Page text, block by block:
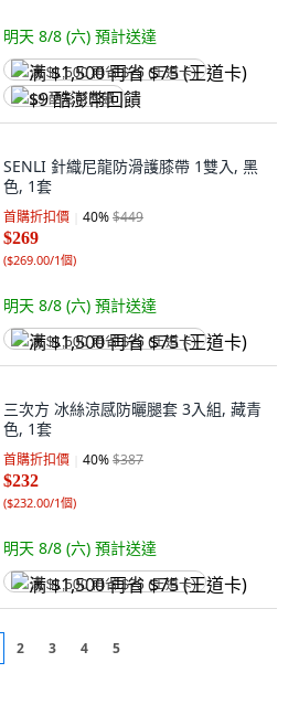
明天 8/8 (六) 預計送達
满 $1,500 再省 $75 (王道卡)
$9 酷澎幣回饋
SENLI 針織尼龍防滑護膝帶 1雙入, 黑
色, 1套
首購折扣價 40%$449
$269
($269.00/1個)
明天 8/8 (六) 預計送達
满 $1,500 再省 $75 (王道卡)
三次方 冰絲涼感防曬腿套 3入組, 藏青
色, 1套
首購折扣價 40%$387
$232
($232.00/1個)
明天 8/8 (六) 預計送達
满 $1,500 再省 $75 (王道卡)
2 3 4 5